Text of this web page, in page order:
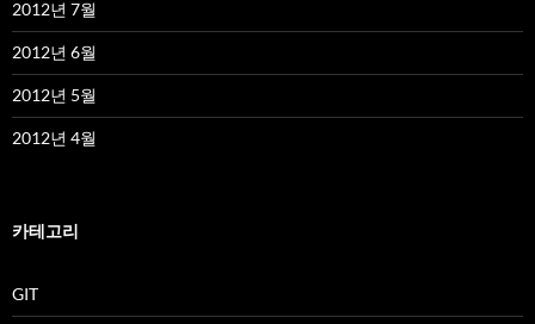
2012년 7월
2012년 6월
2012년 5월
2012년 4월
카테고리
GIT